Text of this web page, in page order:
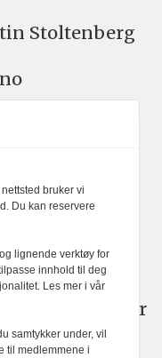
Stoltenberg
Varsom-
Her
arbeid.
bruker vi
Du kan reservere
lignende verktøy for
innhold til deg
Les mer i vår
samtykker under, vil
til medlemmene i